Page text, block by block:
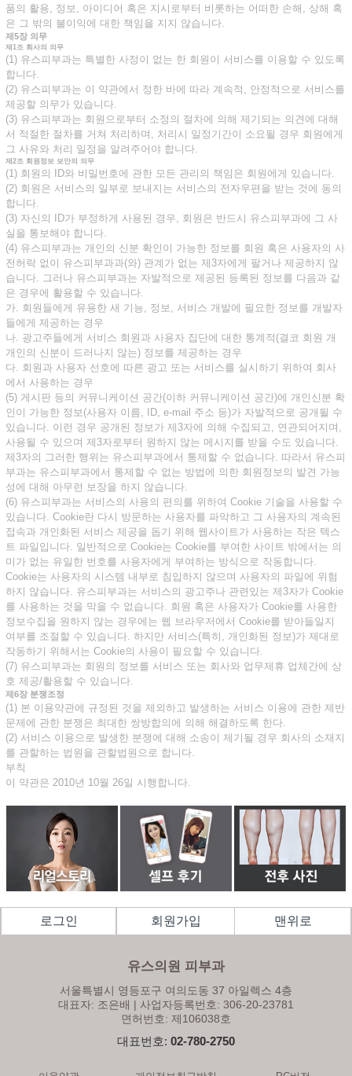
품의 활용, 정보, 아이디어 혹은 지시로부터 비롯하는 어떠한 손해, 상해 혹
은 그 밖의 불이익에 대한 책임을 지지 않습니다.
제5장 의무
제1조 회사의 의무
(1) 유스피부과는 특별한 사정이 없는 한 회원이 서비스를 이용할 수 있도록
합니다.
(2) 유스피부과는 이 약관에서 정한 바에 따라 계속적, 안정적으로 서비스를
제공할 의무가 있습니다.
(3) 유스피부과는 회원으로부터 소정의 절차에 의해 제기되는 의견에 대해
서 적절한 절차를 거쳐 처리하며, 처리시 일정기간이 소요될 경우 회원에게
그 사유와 처리 일정을 알려주어야 합니다.
제2조 회원정보 보안의 의무
(1) 회원의 ID와 비밀번호에 관한 모든 관리의 책임은 회원에게 있습니다.
(2) 회원은 서비스의 일부로 보내지는 서비스의 전자우편을 받는 것에 동의
합니다.
(3) 자신의 ID가 부정하게 사용된 경우, 회원은 반드시 유스피부과에 그 사
실을 통보해야 합니다.
(4) 유스피부과는 개인의 신분 확인이 가능한 정보를 회원 혹은 사용자의 사
전허락 없이 유스피부과과(와) 관계가 없는 제3자에게 팔거나 제공하지 않
습니다. 그러나 유스피부과는 자발적으로 제공된 등록된 정보를 다음과 같
은 경우에 활용할 수 있습니다.
가. 회원들에게 유용한 새 기능, 정보, 서비스 개발에 필요한 정보를 개발자
들에게 제공하는 경우
나. 광고주들에게 서비스 회원과 사용자 집단에 대한 통계적(결코 회원 개
개인의 신분이 드러나지 않는) 정보를 제공하는 경우
다. 회원과 사용자 선호에 따른 광고 또는 서비스를 실시하기 위하여 회사
에서 사용하는 경우
(5) 게시판 등의 커뮤니케이션 공간(이하 커뮤니케이션 공간)에 개인신분 확
인이 가능한 정보(사용자 이름, ID, e-mail 주소 등)가 자발적으로 공개될 수
있습니다. 이런 경우 공개된 정보가 제3자에 의해 수집되고, 연관되어지며,
사용될 수 있으며 제3자로부터 원하지 않는 메시지를 받을 수도 있습니다.
제3자의 그러한 행위는 유스피부과에서 통제할 수 없습니다. 따라서 유스피
부과는 유스피부과에서 통제할 수 없는 방법에 의한 회원정보의 발견 가능
성에 대해 아무런 보장을 하지 않습니다.
(6) 유스피부과는 서비스의 사용의 편의를 위하여 Cookie 기술을 사용할 수
있습니다. Cookie란 다시 방문하는 사용자를 파악하고 그 사용자의 계속된
접속과 개인화된 서비스 제공을 돕기 위해 웹사이트가 사용하는 작은 텍스
트 파일입니다. 일반적으로 Cookie는 Cookie를 부여한 사이트 밖에서는 의
미가 없는 유일한 번호를 사용자에게 부여하는 방식으로 작동합니다.
Cookie는 사용자의 시스템 내부로 침입하지 않으며 사용자의 파일에 위험
하지 않습니다. 유스피부과는 서비스의 광고주나 관련있는 제3자가 Cookie
를 사용하는 것을 막을 수 없습니다. 회원 혹은 사용자가 Cookie를 사용한
정보수집을 원하지 않는 경우에는 웹 브라우저에서 Cookie를 받아들일지
여부를 조절할 수 있습니다. 하지만 서비스(특히, 개인화된 정보)가 제대로
작동하기 위해서는 Cookie의 사용이 필요할 수 있습니다.
(7) 유스피부과는 회원의 정보를 서비스 또는 회사와 업무제휴 업체간에 상
호 제공/활용할 수 있습니다.
제6장 분쟁조정
(1) 본 이용약관에 규정된 것을 제외하고 발생하는 서비스 이용에 관한 제반
문제에 관한 분쟁은 최대한 쌍방합의에 의해 해결하도록 한다.
(2) 서비스 이용으로 발생한 분쟁에 대해 소송이 제기될 경우 회사의 소재지
를 관할하는 법원을 관할법원으로 합니다.
부칙
이 약관은 2010년 10월 26일 시행합니다.
로그인 회원가입 맨위로
유스의원 피부과
서울특별시 영등포구 여의도동 37 아일렉스 4층
대표자: 조은배 | 사업자등록번호: 306​-20​-23781
면허번호: 제106038호
대표번호: 02-780-2750